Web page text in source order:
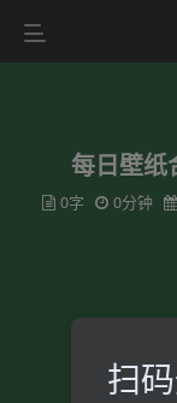
每日壁纸
0字 0分钟
扫